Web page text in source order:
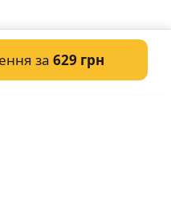
за 629 грн